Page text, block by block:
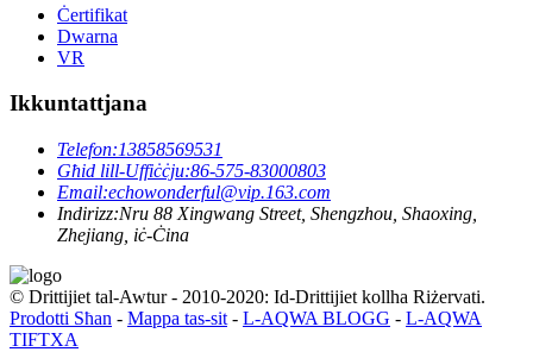
Ċertifikat
Dwarna
VR
Ikkuntattjana
Telefon:13858569531
Għid lill-Uffiċċju:86-575-83000803
Email:echowonderful@vip.163.com
Indirizz:Nru 88 Xingwang Street, Shengzhou, Shaoxing,
Zhejiang, iċ-Ċina
© Drittijiet tal-Awtur - 2010-2020: Id-Drittijiet kollha Riżervati.
Prodotti Sħan - Mappa tas-sit - L-AQWA BLOGG - L-AQWA
TIFTXA